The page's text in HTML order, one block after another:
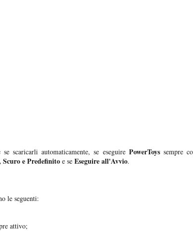
scaricarli automaticamente, se eseguire PowerToyssempre
Scuro e Predefinito e se Eseguire all'Avvio.
le seguenti:
attivo;